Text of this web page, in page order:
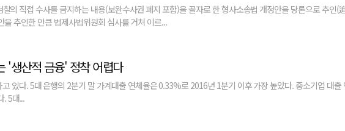
의 직접 수사를 금지하는 내용(보완수사권 폐지 포함)을 골자로 한 형사소송법 개정안을 당론으로 추인(
을 추인한 만큼 법제사법위원회 심사를 거쳐 이르...
'생산적 금융' 정착 어렵다
있다. 5대 은행의 2분기 말 가계대출 연체율은 0.33%로 2016년 1분기 이후 가장 높았다. 중소기업 대출
. 5대...